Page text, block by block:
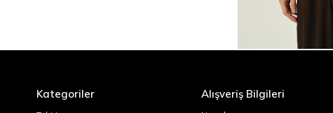
Kategoriler Alışveriş Bilgileri